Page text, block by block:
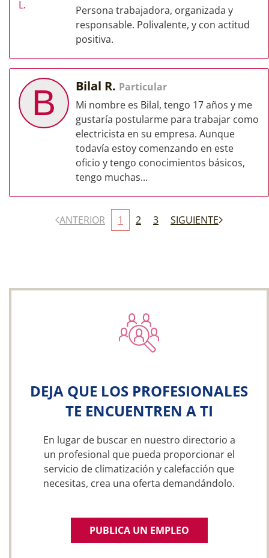
Persona trabajadora, organizada y
responsable. Polivalente, y con actitud
positiva.
B Bilal R. Particular
Mi nombre es Bilal, tengo 17 años y me
gustaría postularme para trabajar como
electricista en su empresa. Aunque
todavía estoy comenzando en este
oficio y tengo conocimientos básicos,
tengo muchas...
ANTERIOR 1 2 3 SIGUIENTE
DEJA QUE LOS PROFESIONALES
TE ENCUENTREN A TI
En lugar de buscar en nuestro directorio a
un profesional que pueda proporcionar el
servicio de climatización y calefacción que
necesitas, crea una oferta demandándolo.
PUBLICA UN EMPLEO